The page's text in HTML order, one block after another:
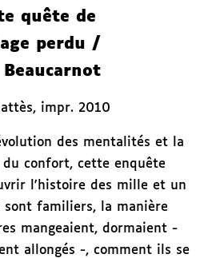
quête de
perdu /
, impr. 2010
des mentalités et la
du confort, cette enquête
l'histoire des mille et un
sont familiers, la manière
mangeaient, dormaient -
allongés -, comment ils se